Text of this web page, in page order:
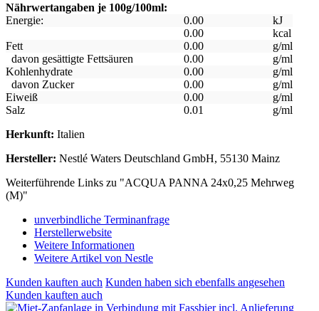
Nährwertangaben je 100g/100ml:
Energie:
0.00
kJ
0.00
kcal
Fett
0.00
g/ml
davon gesättigte Fettsäuren
0.00
g/ml
Kohlenhydrate
0.00
g/ml
davon Zucker
0.00
g/ml
Eiweiß
0.00
g/ml
Salz
0.01
g/ml
Herkunft: Italien
Hersteller: Nestlé Waters Deutschland GmbH, 55130 Mainz
Weiterführende Links zu "ACQUA PANNA 24x0,25 Mehrweg
(M)"
unverbindliche Terminanfrage
Herstellerwebsite
Weitere Informationen
Weitere Artikel von Nestle
Kunden kauften auch Kunden haben sich ebenfalls angesehen
Kunden kauften auch